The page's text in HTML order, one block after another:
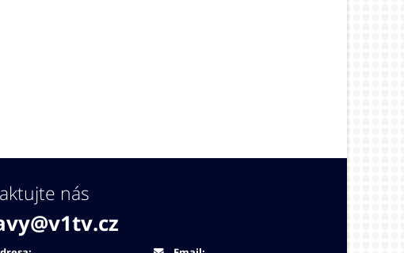
nás